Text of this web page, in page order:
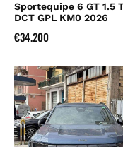
Sportequipe 6 GT 1.5
DCT GPL KM0 2026
€34.200